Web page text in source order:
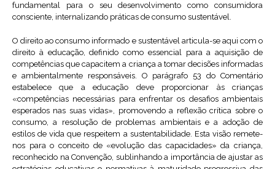
fundamental para o seu desenvolvimento como consumidora
consciente, internalizando práticas de consumo sustentável.
O direito ao consumo informado e sustentável articula-se aqui com o
direito à educação, definido como essencial para a aquisição de
competências que capacitem a criança a tomar decisões informadas
e ambientalmente responsáveis. O parágrafo 53 do Comentário
estabelece que a educação deve proporcionar às crianças
«competências necessárias para enfrentar os desafios ambientais
esperados nas suas vidas», promovendo a reflexão crítica sobre o
consumo, a resolução de problemas ambientais e a adoção de
estilos de vida que respeitem a sustentabilidade. Esta visão remete-
nos para o conceito de «evolução das capacidades» da criança,
reconhecido na Convenção, sublinhando a importância de ajustar as